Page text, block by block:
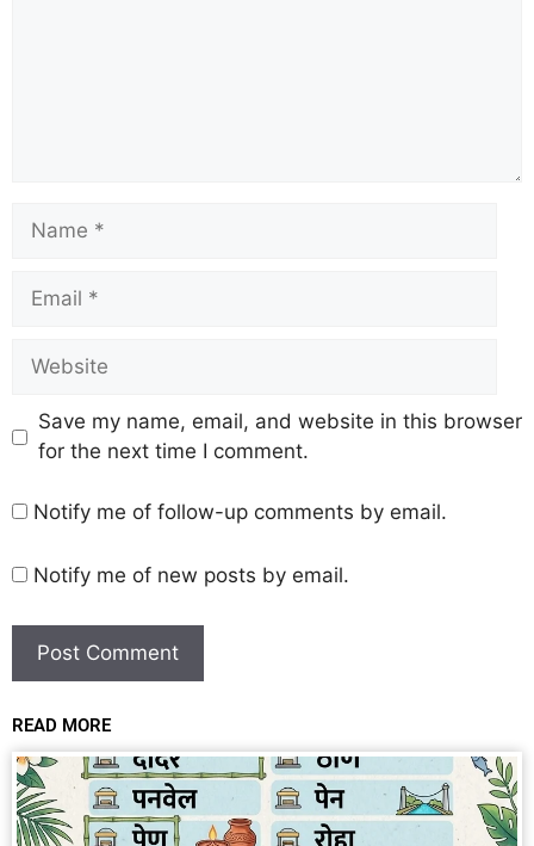
Save my name, email, and website in this browser
for the next time I comment.
Notify me of follow-up comments by email.
Notify me of new posts by email.
READ MORE